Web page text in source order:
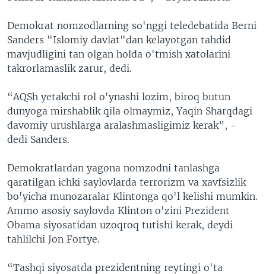
Demokrat nomzodlarning so'nggi teledebatida Berni
Sanders "Islomiy davlat"dan kelayotgan tahdid
mavjudligini tan olgan holda o'tmish xatolarini
takrorlamaslik zarur, dedi.
“AQSh yetakchi rol o'ynashi lozim, biroq butun
dunyoga mirshablik qila olmaymiz, Yaqin Sharqdagi
davomiy urushlarga aralashmasligimiz kerak”, -
dedi Sanders.
Demokratlardan yagona nomzodni tanlashga
qaratilgan ichki saylovlarda terrorizm va xavfsizlik
bo'yicha munozaralar Klintonga qo'l kelishi mumkin.
Ammo asosiy saylovda Klinton o'zini Prezident
Obama siyosatidan uzoqroq tutishi kerak, deydi
tahlilchi Jon Fortye.
“Tashqi siyosatda prezidentning reytingi o'ta